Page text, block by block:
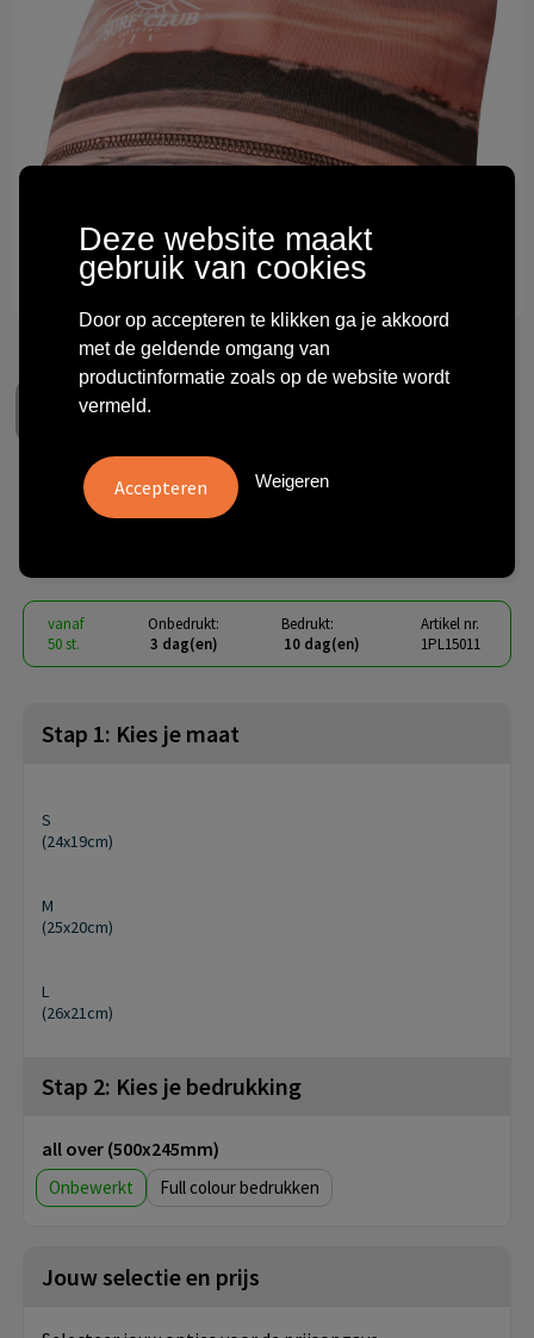
Technologie & gadgets
Themageschenken
Overig
Elian sublimatie RPET beanie
vanaf
50 st.
Onbedrukt:
3 dag(en)
Bedrukt:
10 dag(en)
Artikel nr.
1PL15011
Stap 1: Kies je maat
S
(24x19cm)
M
(25x20cm)
L
(26x21cm)
Stap 2: Kies je bedrukking
all over (500x245mm)
Onbewerkt Full colour
Jouw selectie en prijs
Deze website maakt
gebruik van cookies
Door op accepteren te klikken ga je akkoord
met de geldende omgang van
productinformatie zoals op de website wordt
vermeld.
Weigeren